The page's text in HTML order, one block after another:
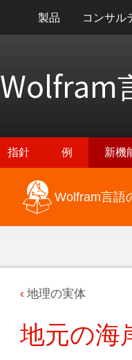
製品 コンサル
Wolfram
指針 例 新機
Wolfram言語
地理の実体
地元の海